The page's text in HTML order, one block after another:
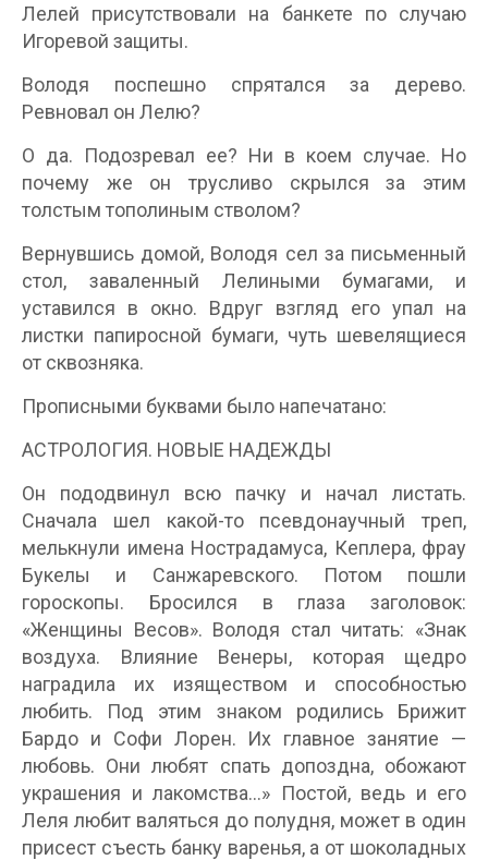
Лелей присутствовали на банкете по случаю
Игоревой защиты.
Володя поспешно спрятался за дерево.
Ревновал он Лелю?
О да. Подозревал ее? Ни в коем случае. Но
почему же он трусливо скрылся за этим
толстым тополиным стволом?
Вернувшись домой, Володя сел за письменный
стол, заваленный Лелиными бумагами, и
уставился в окно. Вдруг взгляд его упал на
листки папиросной бумаги, чуть шевелящиеся
от сквозняка.
Прописными буквами было напечатано:
АСТРОЛОГИЯ. НОВЫЕ НАДЕЖДЫ
Он пододвинул всю пачку и начал листать.
Сначала шел какой-то псевдонаучный треп,
мелькнули имена Нострадамуса, Кеплера, фрау
Букелы и Санжаревского. Потом пошли
гороскопы. Бросился в глаза заголовок:
«Женщины Весов». Володя стал читать: «Знак
воздуха. Влияние Венеры, которая щедро
наградила их изяществом и способностью
любить. Под этим знаком родились Брижит
Бардо и Софи Лорен. Их главное занятие —
любовь. Они любят спать допоздна, обожают
украшения и лакомства…» Постой, ведь и его
Леля любит валяться до полудня, может в один
присест съесть банку варенья, а от шоколадных